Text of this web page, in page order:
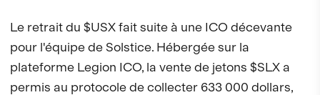
Le retrait du $USX fait suite à une ICO décevante
pour l'équipe de Solstice. Hébergée sur la
plateforme Legion ICO, la vente de jetons $SLX a
permis au protocole de collecter 633 000 dollars,